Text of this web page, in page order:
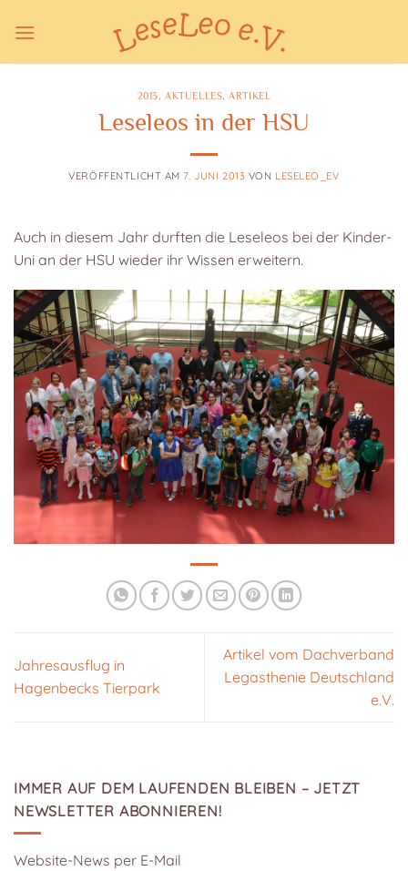
Inhalt
2013,AKTUELLES,ARTIKEL
Leseleos in der HSU
VERÖFFENTLICHT AM7. JUNI 2013 VON LESELEO_EV
Auch in diesem Jahr durften die Leseleos bei der Kinder-
Uni an der HSU wieder ihr Wissen erweitern.
Jahresausflug in
Hagenbecks Tierpark
Artikel vom Dachverband
Legasthenie Deutschland
e.V.
IMMER AUF DEM LAUFENDEN BLEIBEN – JETZT
NEWSLETTER ABONNIEREN!
Website-News per E-Mail